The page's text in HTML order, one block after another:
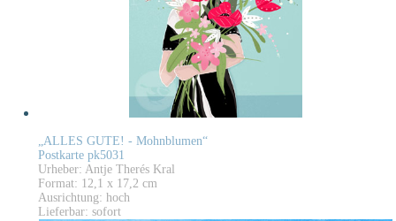
„ALLES GUTE! - Mohnblumen“
Postkarte pk5031
Urheber: Antje Therés Kral
Format: 12,1 x 17,2 cm
Ausrichtung: hoch
Lieferbar: sofort